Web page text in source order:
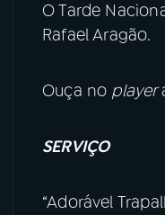
O Tarde
Rafael Aragão.
Ouça no player
SERVIÇO
“Adorável